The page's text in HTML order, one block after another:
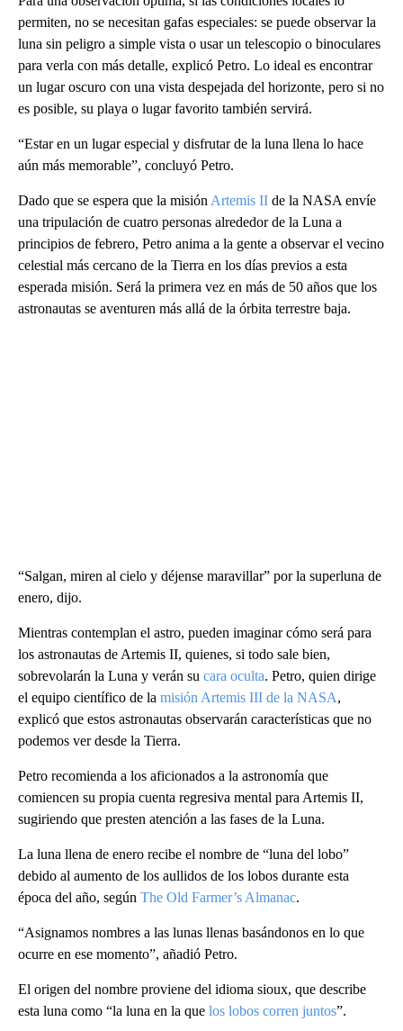
permiten, no se necesitan gafas especiales: se puede observar la
luna sin peligro a simple vista o usar un telescopio o binoculares
para verla con más detalle, explicó Petro. Lo ideal es encontrar
un lugar oscuro con una vista despejada del horizonte, pero si no
es posible, su playa o lugar favorito también servirá.
“Estar en un lugar especial y disfrutar de la luna llena lo hace
aún más memorable”, concluyó Petro.
Dado que se espera que la misión Artemis II de la NASA envíe
una tripulación de cuatro personas alrededor de la Luna a
principios de febrero, Petro anima a la gente a observar el vecino
celestial más cercano de la Tierra en los días previos a esta
esperada misión. Será la primera vez en más de 50 años que los
astronautas se aventuren más allá de la órbita terrestre baja.
“Salgan, miren al cielo y déjense maravillar” por la superluna de
enero, dijo.
Mientras contemplan el astro, pueden imaginar cómo será para
los astronautas de Artemis II, quienes, si todo sale bien,
sobrevolarán la Luna y verán su cara oculta. Petro, quien dirige
el equipo científico de la misión Artemis III de la NASA,
explicó que estos astronautas observarán características que no
podemos ver desde la Tierra.
Petro recomienda a los aficionados a la astronomía que
comiencen su propia cuenta regresiva mental para Artemis II,
sugiriendo que presten atención a las fases de la Luna.
La luna llena de enero recibe el nombre de “luna del lobo”
debido al aumento de los aullidos de los lobos durante esta
época del año, según The Old Farmer’s Almanac.
“Asignamos nombres a las lunas llenas basándonos en lo que
ocurre en ese momento”, añadió Petro.
El origen del nombre proviene del idioma sioux, que describe
esta luna como “la luna en la que los lobos corren juntos”.